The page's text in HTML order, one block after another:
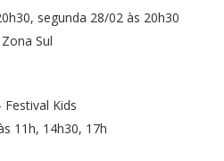
segunda 28/02 às 20h30
Sul
Kids
11h, 14h30, 17h